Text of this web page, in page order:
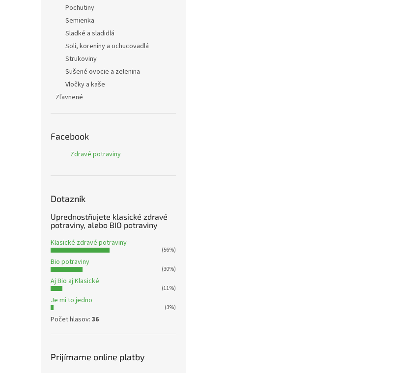
Pochutiny
Semienka
Sladké a sladidlá
Soli, koreniny a ochucovadlá
Strukoviny
Sušené ovocie a zelenina
Vločky a kaše
Zľavnené
Facebook
Zdravé potraviny
Dotazník
Uprednostňujete klasické zdravé
potraviny, alebo BIO potraviny
Klasické zdravé potraviny
(56%)
Bio potraviny
(30%)
Aj Bio aj Klasické
(11%)
Je mi to jedno
(3%)
Počet hlasov: 36
Prijímame online platby